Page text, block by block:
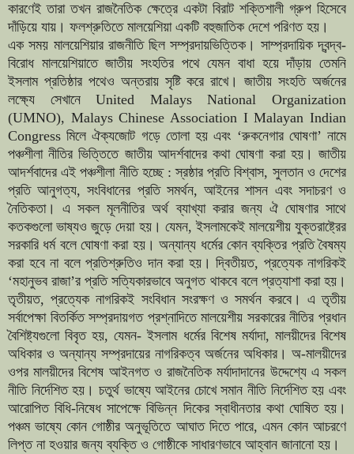
কারণেই তারা তখন রাজনৈতিক ক্ষেত্রে একটা বিরাট শক্তিশালী গ্রুপ হিসেবে
দাঁড়িয়ে যায়। ফলশ্রুতিতে মালয়েশিয়া একটি বহুজাতিক দেশে পরিণত হয়।
এক সময় মালয়েশিয়ার রাজনীতি ছিল সম্প্রদায়ভিত্তিক। সাম্প্রদায়িক দ্বন্দ্ব-
বিরোধ মালয়েশিয়াতে জাতীয় সংহতির পথে যেমন বাধা হয়ে দাঁড়ায় তেমনি
ইসলাম প্রতিষ্ঠার পথেও অন্তরায় সৃষ্টি করে রাখে। জাতীয় সংহতি অর্জনের
লক্ষ্যে সেখানে United Malays National Organization
(UMNO), Malays Chinese Association I Malayan Indian
Congress মিলে ঐক্যজোট গড়ে তোলা হয় এবং ‘রুকনেগার ঘোষণা’ নামে
পঞ্চশীলা নীতির ভিত্তিতে জাতীয় আদর্শবাদের কথা ঘোষণা করা হয়। জাতীয়
আদর্শবাদের এই পঞ্চশীলা নীতি হচ্ছে : স্রষ্ঠার প্রতি বিশ্বাস, সুলতান ও দেশের
প্রতি আনুগত্য, সংবিধানের প্রতি সমর্থন, আইনের শাসন এবং সদাচরণ ও
নৈতিকতা। এ সকল মূলনীতির অর্থ ব্যাখ্যা করার জন্য ঐ ঘোষণার সাথে
কতকগুলো ভাষ্যও জুড়ে দেয়া হয়। যেমন, ইসলামকেই মালয়েশীয় যুক্তরাষ্ট্রের
সরকারি ধর্ম বলে ঘোষণা করা হয়। অন্যান্য ধর্মের কোন ব্যক্তির প্রতি বৈষম্য
করা হবে না বলে প্রতিশ্রুতিও দান করা হয়। দ্বিতীয়ত, প্রত্যেক নাগরিকই
‘মহানুভব রাজা’র প্রতি সত্যিকারভাবে অনুগত থাকবে বলে প্রত্যাশা করা হয়।
তৃতীয়ত, প্রত্যেক নাগরিকই সংবিধান সংরক্ষণ ও সমর্থন করবে। এ তৃতীয়
সর্বাপেক্ষা বিতর্কিত সম্প্রদায়গত প্রশ্নাদিতে মালয়েশীয় সরকারের নীতির প্রধান
বৈশিষ্ট্যগুলো বিবৃত হয়, যেমন- ইসলাম ধর্মের বিশেষ মর্যাদা, মালয়ীদের বিশেষ
অধিকার ও অন্যান্য সম্প্রদায়ের নাগরিকত্ব অর্জনের অধিকার। অ-মালয়ীদের
ওপর মালয়ীদের বিশেষ আইনগত ও রাজনৈতিক মর্যাদাদানের উদ্দেশ্যে এ সকল
নীতি নির্দেশিত হয়। চতুর্থ ভাষ্যে আইনের চোখে সমান নীতি নির্দেশিত হয় এবং
আরোপিত বিধি-নিষেধ সাপেক্ষে বিভিন্ন দিকের স্বাধীনতার কথা ঘোষিত হয়।
পঞ্চম ভাষ্যে কোন গোষ্ঠীর অনুভূতিতে আঘাত দিতে পারে, এমন কোন আচরণে
লিপ্ত না হওয়ার জন্য ব্যক্তি ও গোষ্ঠীকে সাধারণভাবে আহ্বান জানানো হয়।